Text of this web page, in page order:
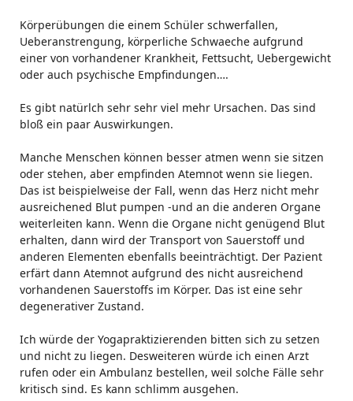
Körperübungen die einem Schüler schwerfallen,
Ueberanstrengung, körperliche Schwaeche aufgrund
einer von vorhandener Krankheit, Fettsucht, Uebergewicht
oder auch psychische Empfindungen….
Es gibt natürlch sehr sehr viel mehr Ursachen. Das sind
bloß ein paar Auswirkungen.
Manche Menschen können besser atmen wenn sie sitzen
oder stehen, aber empfinden Atemnot wenn sie liegen.
Das ist beispielweise der Fall, wenn das Herz nicht mehr
ausreichened Blut pumpen -und an die anderen Organe
weiterleiten kann. Wenn die Organe nicht genügend Blut
erhalten, dann wird der Transport von Sauerstoff und
anderen Elementen ebenfalls beeinträchtigt. Der Pazient
erfärt dann Atemnot aufgrund des nicht ausreichend
vorhandenen Sauerstoffs im Körper. Das ist eine sehr
degenerativer Zustand.
Ich würde der Yogapraktizierenden bitten sich zu setzen
und nicht zu liegen. Desweiteren würde ich einen Arzt
rufen oder ein Ambulanz bestellen, weil solche Fälle sehr
kritisch sind. Es kann schlimm ausgehen.